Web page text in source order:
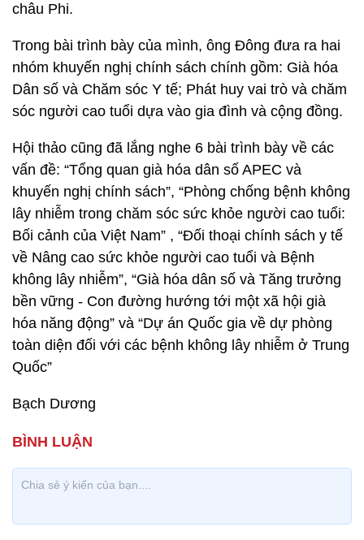
châu Phi.
Trong bài trình bày của mình, ông Đông đưa ra hai
nhóm khuyến nghị chính sách chính gồm: Già hóa
Dân số và Chăm sóc Y tế; Phát huy vai trò và chăm
sóc người cao tuổi dựa vào gia đình và cộng đồng.
Hội thảo cũng đã lắng nghe 6 bài trình bày về các
vấn đề: “Tổng quan già hóa dân số APEC và
khuyến nghị chính sách”, “Phòng chống bệnh không
lây nhiễm trong chăm sóc sức khỏe người cao tuổi:
Bối cảnh của Việt Nam” , “Đối thoại chính sách y tế
về Nâng cao sức khỏe người cao tuổi và Bệnh
không lây nhiễm”, “Già hóa dân số và Tăng trưởng
bền vững - Con đường hướng tới một xã hội già
hóa năng động” và “Dự án Quốc gia về dự phòng
toàn diện đối với các bệnh không lây nhiễm ở Trung
Quốc”
Bạch Dương